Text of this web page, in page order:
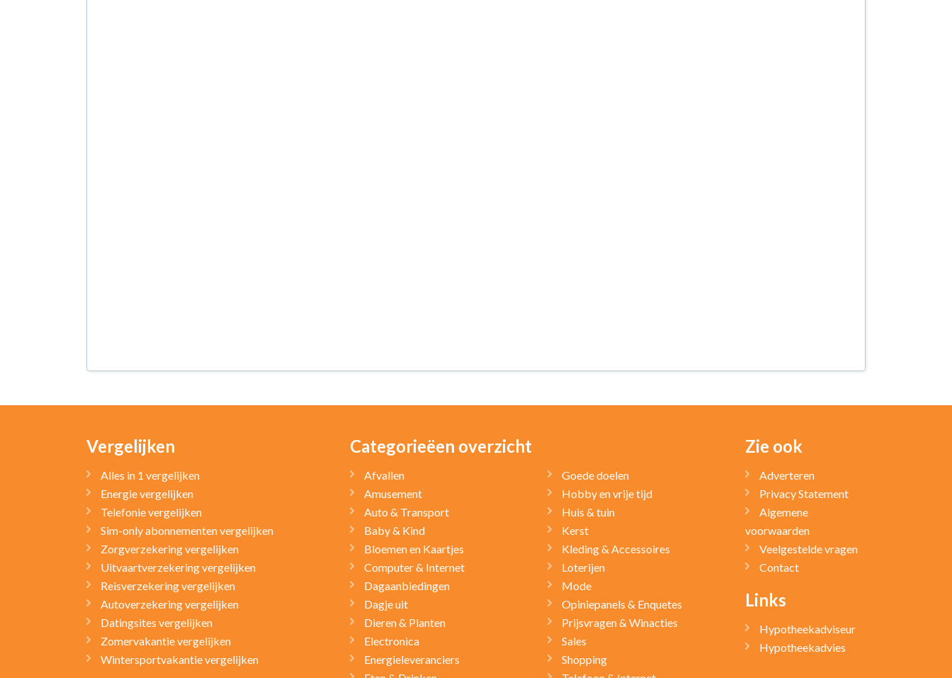
Vergelijken
Alles in 1 vergelijken
Energie vergelijken
Telefonie vergelijken
Sim-only abonnementen vergelijken
Zorgverzekering vergelijken
Uitvaartverzekering vergelijken
Reisverzekering vergelijken
Autoverzekering vergelijken
Datingsites vergelijken
Zomervakantie vergelijken
Wintersportvakantie vergelijken
Categorieëen overzicht
Afvallen
Amusement
Auto & Transport
Baby & Kind
Bloemen en Kaartjes
Computer & Internet
Dagaanbiedingen
Dagje uit
Dieren & Planten
Electronica
Energieleveranciers
Goede doelen
Hobby en vrije tijd
Huis & tuin
Kerst
Kleding & Accessoires
Loterijen
Mode
Opiniepanels & Enquetes
Prijsvragen & Winacties
Sales
Shopping
Zie ook
Adverteren
Privacy Statement
Algemene
voorwaarden
Veelgestelde vragen
Contact
Links
Hypotheekadviseur
Hypotheekadvies